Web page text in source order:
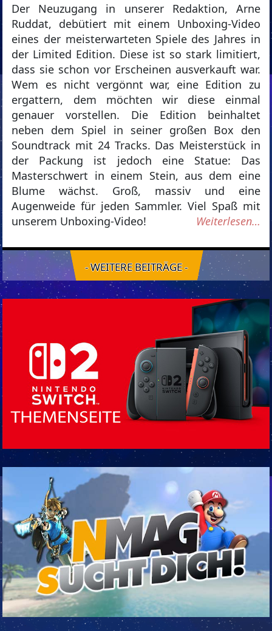
Der Neuzugang in unserer Redaktion, Arne
Ruddat, debütiert mit einem Unboxing-Video
eines der meisterwarteten Spiele des Jahres in
der Limited Edition. Diese ist so stark limitiert,
dass sie schon vor Erscheinen ausverkauft war.
Wem es nicht vergönnt war, eine Edition zu
ergattern, dem möchten wir diese einmal
genauer vorstellen. Die Edition beinhaltet
neben dem Spiel in seiner großen Box den
Soundtrack mit 24 Tracks. Das Meisterstück in
der Packung ist jedoch eine Statue: Das
Masterschwert in einem Stein, aus dem eine
Blume wächst. Groß, massiv und eine
Augenweide für jeden Sammler. Viel Spaß mit
unserem Unboxing-Video!
Weiterlesen…
- WEITERE BEITRÄGE -